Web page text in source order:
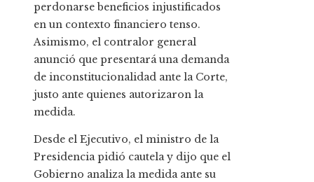
perdonarse beneficios injustificados
en un contexto financiero tenso.
Asimismo, el contralor general
anunció que presentará una demanda
de inconstitucionalidad ante la Corte,
justo ante quienes autorizaron la
medida.
Desde el Ejecutivo, el ministro de la
Presidencia pidió cautela y dijo que el
Gobierno analiza la medida ante su